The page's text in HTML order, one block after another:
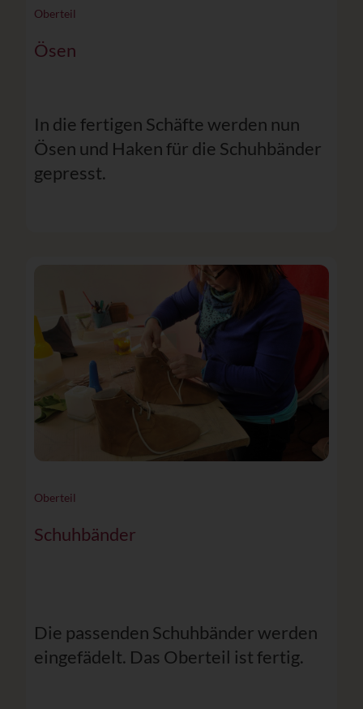
Oberteil
Ösen
In die fertigen Schäfte werden nun
Ösen und Haken für die Schuhbänder
gepresst.
Oberteil
Schuhbänder
Die passenden Schuhbänder werden
eingefädelt. Das Oberteil ist fertig.